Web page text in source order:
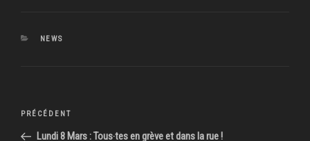
CATÉGORIES
NEWS
Navigation
Article
précédent
PRÉCÉDENT
Lundi 8 Mars : Tous‧tes en grève et dans la rue !